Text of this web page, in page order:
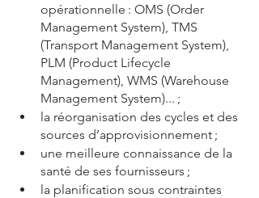
opérationnelle : OMS (Order
Management System), TMS
(Transport Management System),
PLM (Product Lifecycle
Management), WMS (Warehouse
Management System)... ;
la réorganisation des cycles et des
sources d’approvisionnement ;
une meilleure connaissance de la
santé de ses fournisseurs ;
la planification sous contraintes